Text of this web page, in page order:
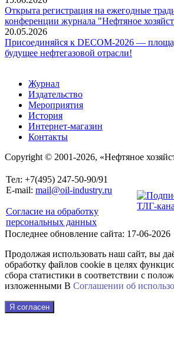
Открыта регистрация на ежегодные
конференции журнала "Нефтяное
20.05.2026
Присоединяйся к DECOM-2026 —
будущее нефтегазовой отрасли!
Журнал
Издательство
Мероприятия
История
Интернет-магазин
Контакты
Copyright © 2001-2026, «Нефтяное
Тел: +7(495) 247-50-90/91
E-mail: mail@oil-industry.ru
Согласие на обработку
персональных данных
Последнее обновление сайта: 17-06-2026
Продолжая использовать наш сайт, вы
обработку файлов cookie в целях
сбора статистики в соответствии с
изложенными В Соглашении об
Я согласен